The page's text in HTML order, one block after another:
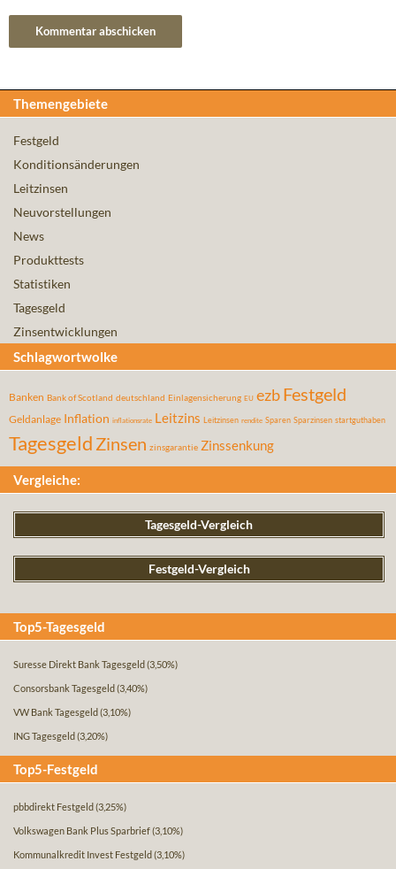
Themengebiete
Festgeld
Konditionsänderungen
Leitzinsen
Neuvorstellungen
News
Produkttests
Statistiken
Tagesgeld
Zinsentwicklungen
Schlagwortwolke
Banken Bank of Scotland deutschland Einlagensicherung EU ezbFestgeld
Geldanlage Inflation inflationsrate Leitzins Leitzinsen rendite Sparen Sparzinsen startguthaben
Tagesgeld Zinsen zinsgarantie Zinssenkung
Vergleiche:
Tagesgeld-Vergleich
Festgeld-Vergleich
Top5-Tagesgeld
Suresse Direkt Bank Tagesgeld (3,50%)
Consorsbank Tagesgeld (3,40%)
VW Bank Tagesgeld (3,10%)
ING Tagesgeld (3,20%)
Top5-Festgeld
pbbdirekt Festgeld (3,25%)
Volkswagen Bank Plus Sparbrief(3,10%)
Kommunalkredit Invest Festgeld (3,10%)